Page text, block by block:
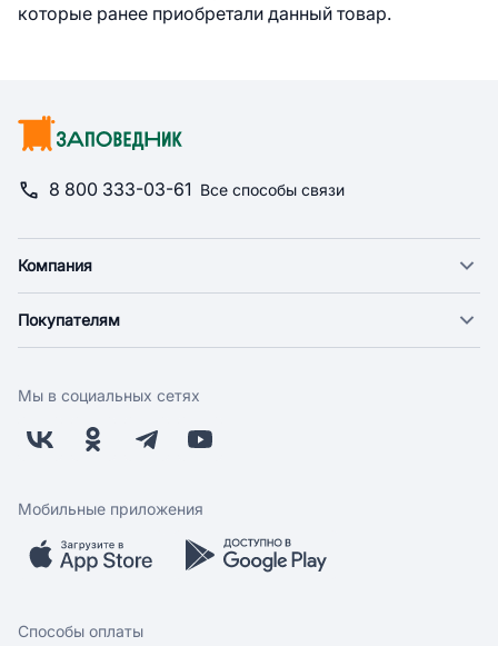
которые ранее приобретали данный товар.
8 800 333-03-61 Все способы связи
Компания
Новости
Поставщикам
Заводчикам
Обратная связь
Покупателям
Оплата
Бонусная программа
Скидки и акции
Мобильное приложение
Мы в социальных сетях
Мобильные приложения
Способы оплаты